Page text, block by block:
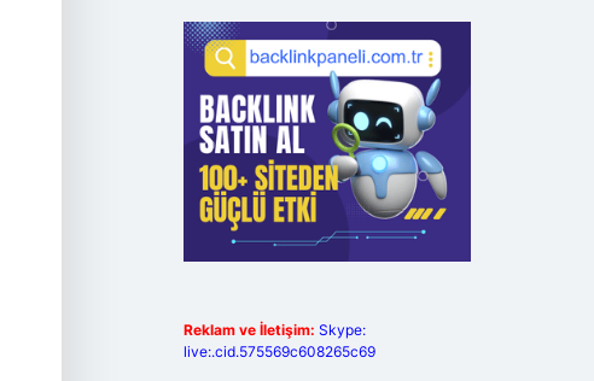
Reklam ve İletişim: Skype:
live:.cid.575569c608265c69